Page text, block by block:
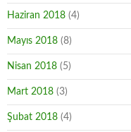
Haziran 2018 (4)
Mayıs 2018 (8)
Nisan 2018 (5)
Mart 2018 (3)
Şubat 2018 (4)